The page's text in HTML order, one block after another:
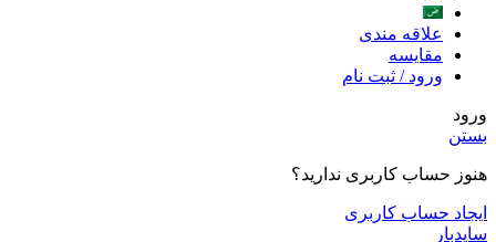
علاقه مندی
مقایسه
ورود / ثبت نام
ورود
بستن
هنوز حساب کاربری ندارید؟
ایجاد حساب کاربری
سایدبار